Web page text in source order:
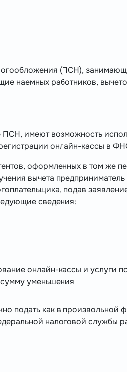
(ПСН),
наемных работников,
имеют возможность
онлайн-кассы в
оформленных в том же
вычета
подав
сведения:
онлайн-кассы и услуги
уменьшения
подать как в произвольной
налоговой службы